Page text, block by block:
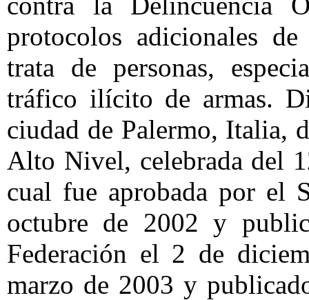
protocolos adicionales
trata de personas,
tráfico ilícito de armas.
ciudad de Palermo, Italia,
Alto Nivel, celebrada del
cual fue aprobada por el
octubre de 2002 y
Federación el 2 de
marzo de 2003 y